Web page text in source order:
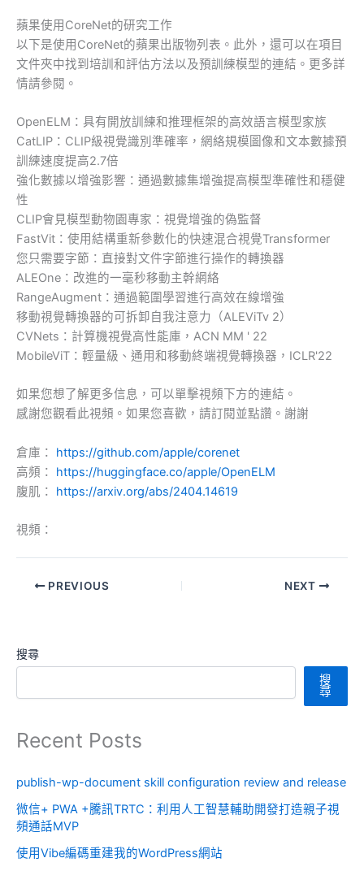
蘋果使用CoreNet的研究工作
以下是使用CoreNet的蘋果出版物列表。此外，還可以在項目
文件夾中找到培訓和評估方法以及預訓練模型的連結。更多詳
情請參閱。
OpenELM：具有開放訓練和推理框架的高效語言模型家族
CatLIP：CLIP級視覺識別準確率，網絡規模圖像和文本數據預
訓練速度提高2.7倍
強化數據以增強影響：通過數據集增強提高模型準確性和穩健
性
CLIP會見模型動物園專家：視覺增強的偽監督
FastVit：使用結構重新參數化的快速混合視覺Transformer
您只需要字節：直接對文件字節進行操作的轉換器
ALEOne：改進的一毫秒移動主幹網絡
RangeAugment：通過範圍學習進行高效在線增強
移動視覺轉換器的可拆卸自我注意力（ALEViTv 2）
CVNets：計算機視覺高性能庫，ACN MM ' 22
MobileViT：輕量級、通用和移動終端視覺轉換器，ICLR'22
如果您想了解更多信息，可以單擊視頻下方的連結。
感謝您觀看此視頻。如果您喜歡，請訂閱並點讚。謝謝
倉庫： https://github.com/apple/corenet
高頻： https://huggingface.co/apple/OpenELM
腹肌： https://arxiv.org/abs/2404.14619
視頻：
PREVIOUS NEXT
搜尋
搜
尋
Recent Posts
publish-wp-document skill configuration review and release
微信+ PWA +騰訊TRTC：利用人工智慧輔助開發打造親子視
頻通話MVP
使用Vibe編碼重建我的WordPress網站